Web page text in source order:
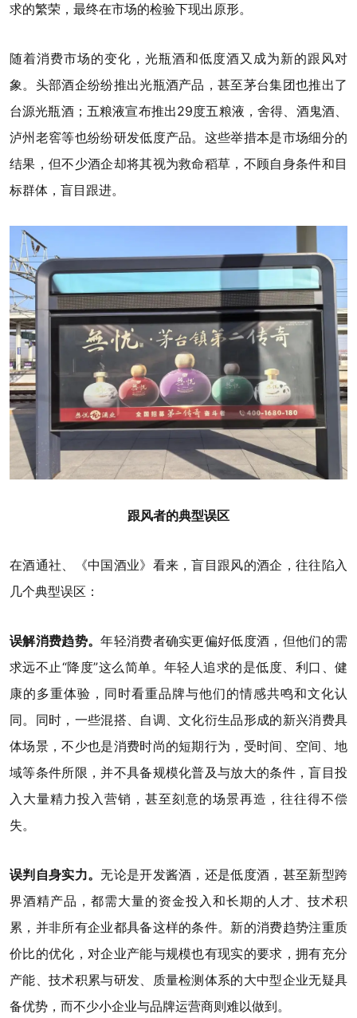
求的繁荣，最终在市场的检验下现出原形。
随着消费市场的变化，光瓶酒和低度酒又成为新的跟风对
象。头部酒企纷纷推出光瓶酒产品，甚至茅台集团也推出了
台源光瓶酒；五粮液宣布推出29度五粮液，舍得、酒鬼酒、
泸州老窖等也纷纷研发低度产品。这些举措本是市场细分的
结果，但不少酒企却将其视为救命稻草，不顾自身条件和目
标群体，盲目跟进。
跟风者的典型误区
在酒通社、《中国酒业》看来，盲目跟风的酒企，往往陷入
几个典型误区：
误解消费趋势。年轻消费者确实更偏好低度酒，但他们的需
求远不止“降度”这么简单。年轻人追求的是低度、利口、健
康的多重体验，同时看重品牌与他们的情感共鸣和文化认
同。同时，一些混搭、自调、文化衍生品形成的新兴消费具
体场景，不少也是消费时尚的短期行为，受时间、空间、地
域等条件所限，并不具备规模化普及与放大的条件，盲目投
入大量精力投入营销，甚至刻意的场景再造，往往得不偿
失。
误判自身实力。无论是开发酱酒，还是低度酒，甚至新型跨
界酒精产品，都需大量的资金投入和长期的人才、技术积
累，并非所有企业都具备这样的条件。新的消费趋势注重质
价比的优化，对企业产能与规模也有现实的要求，拥有充分
产能、技术积累与研发、质量检测体系的大中型企业无疑具
备优势，而不少小企业与品牌运营商则难以做到。